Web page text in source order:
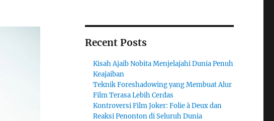
Recent Posts
Kisah Ajaib Nobita Menjelajahi Dunia Penuh
Keajaiban
Teknik Foreshadowing yang Membuat Alur
Film Terasa Lebih Cerdas
Kontroversi Film Joker: Folie à Deux dan
Reaksi Penonton di Seluruh Dunia